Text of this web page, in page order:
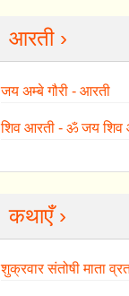
आरती ›
जय अम्बे गौरी - आरती
शिव आरती - ॐ जय शिव
कथाएँ ›
शुक्रवार संतोषी माता